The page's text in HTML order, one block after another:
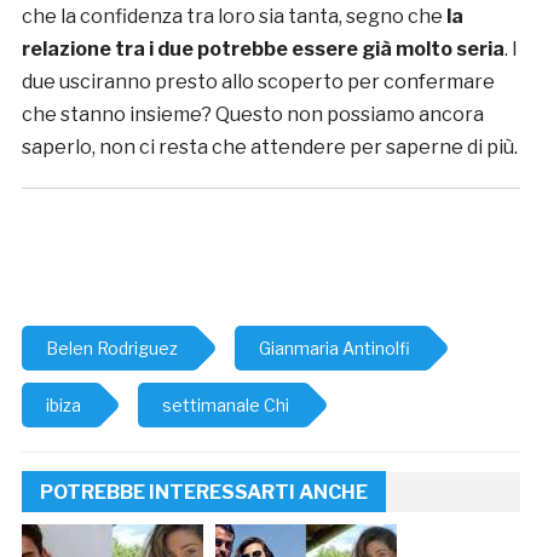
che la confidenza tra loro sia tanta, segno che la
relazione tra i due potrebbe essere già molto seria. I
due usciranno presto allo scoperto per confermare
che stanno insieme? Questo non possiamo ancora
saperlo, non ci resta che attendere per saperne di più.
Belen Rodriguez Gianmaria Antinolfi
ibiza settimanale Chi
POTREBBE INTERESSARTI ANCHE